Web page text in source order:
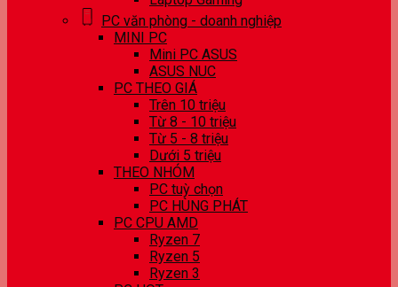
PC văn phòng - doanh nghiệp
MINI PC
Mini PC ASUS
ASUS NUC
PC THEO GIÁ
Trên 10 triệu
Từ 8 - 10 triệu
Từ 5 - 8 triệu
Dưới 5 triệu
THEO NHÓM
PC tuỳ chọn
PC HÙNG PHÁT
PC CPU AMD
Ryzen 7
Ryzen 5
Ryzen 3